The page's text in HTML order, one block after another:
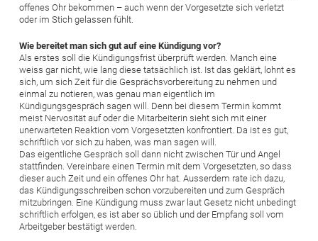
offenes Ohr bekommen – auch wenn der Vorgesetzte sich verletzt
oder im Stich gelassen fühlt.
Wie bereitet man sich gut auf eine Kündigung vor?
Als erstes soll die Kündigungsfrist überprüft werden. Manch eine
weiss gar nicht, wie lang diese tatsächlich ist. Ist das geklärt, lohnt es
sich, um sich Zeit für die Gesprächsvorbereitung zu nehmen und
einmal zu notieren, was genau man eigentlich im
Kündigungsgespräch sagen will. Denn bei diesem Termin kommt
meist Nervosität auf oder die Mitarbeiterin sieht sich mit einer
unerwarteten Reaktion vom Vorgesetzten konfrontiert. Da ist es gut,
schriftlich vor sich zu haben, was man sagen will.
Das eigentliche Gespräch soll dann nicht zwischen Tür und Angel
stattfinden. Vereinbare einen Termin mit dem Vorgesetzten, so dass
dieser auch Zeit und ein offenes Ohr hat. Ausserdem rate ich dazu,
das Kündigungsschreiben schon vorzubereiten und zum Gespräch
mitzubringen. Eine Kündigung muss zwar laut Gesetz nicht unbedingt
schriftlich erfolgen, es ist aber so üblich und der Empfang soll vom
Arbeitgeber bestätigt werden.